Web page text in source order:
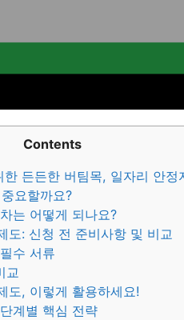
Contents
한 든든한 버팀목, 일자리 안정
요할까요?
는 어떻게 되나요?
도: 신청 전 준비사항 및 비교
수 서류
교
도, 이렇게 활용하세요!
계별 핵심 전략